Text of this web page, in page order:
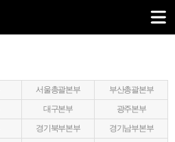
서울총괄본부
부산총괄본부
대구본부
광주본부
경기북부본부
경기남부본부